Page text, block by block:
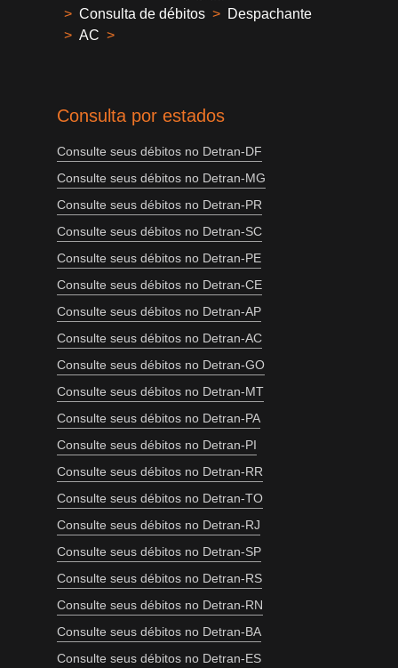
> Consulta de débitos > Despachante
> AC >
Consulta por estados
Consulte seus débitos no Detran-DF
Consulte seus débitos no Detran-MG
Consulte seus débitos no Detran-PR
Consulte seus débitos no Detran-SC
Consulte seus débitos no Detran-PE
Consulte seus débitos no Detran-CE
Consulte seus débitos no Detran-AP
Consulte seus débitos no Detran-AC
Consulte seus débitos no Detran-GO
Consulte seus débitos no Detran-MT
Consulte seus débitos no Detran-PA
Consulte seus débitos no Detran-PI
Consulte seus débitos no Detran-RR
Consulte seus débitos no Detran-TO
Consulte seus débitos no Detran-RJ
Consulte seus débitos no Detran-SP
Consulte seus débitos no Detran-RS
Consulte seus débitos no Detran-RN
Consulte seus débitos no Detran-BA
Consulte seus débitos no Detran-ES